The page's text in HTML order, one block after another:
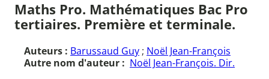
Maths Pro. Mathématiques Bac Pro
tertiaires. Première et terminale.
Auteurs : Barussaud Guy ; Noël Jean-François
Autre nom d'auteur : Noël Jean-François. Dir.